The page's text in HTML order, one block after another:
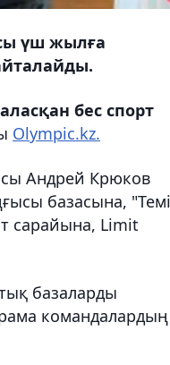
үш жылға
бес спорт
Olympic.kz.
Андрей Крюков
базасына,
cарайына, Limit
базаларды
командалардың